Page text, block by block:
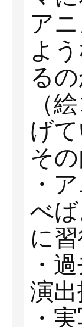
ア
よ
る
（
げ
その
・
べ
に
・
演
・